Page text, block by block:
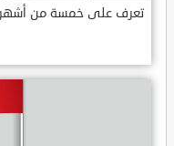
تعرف على خمسة من